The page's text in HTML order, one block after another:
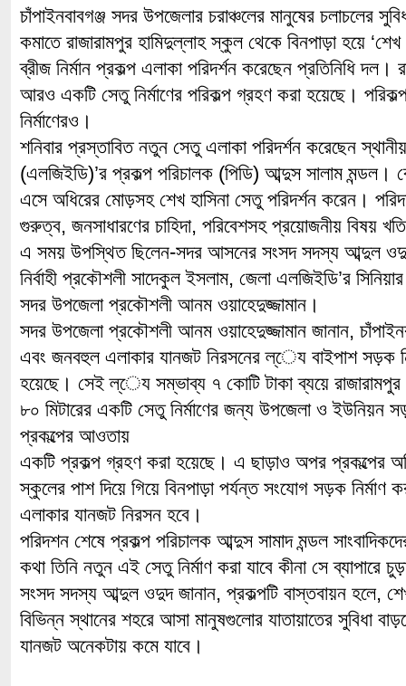
চাঁপাইনবাবগঞ্জ সদর উপজেলার চরাঞ্চলের মানুষের চলাচলের
কমাতে রাজারামপুর হামিদুল্লাহ স্কুল থেকে বিনপাড়া হয়ে
ব্রীজ নির্মান প্রকল্প এলাকা পরিদর্শন করেছেন প্রতিনিধি দল।
আরও একটি সেতু নির্মাণের পরিকল্প গ্রহণ করা হয়েছে।
নির্মাণেরও।
শনিবার প্রস্তাবিত নতুন সেতু এলাকা পরিদর্শন করেছেন
(এলজিইডি)’র প্রকল্প পরিচালক (পিডি) আব্দুস সালাম মন্ডল।
এসে অধিরের মোড়সহ শেখ হাসিনা সেতু পরিদর্শন করেন।
গুরুত্ব, জনসাধারণের চাহিদা, পরিবেশসহ প্রয়োজনীয় বিষয়
এ সময় উপস্থিত ছিলেন-সদর আসনের সংসদ সদস্য আব্দুল
নির্বাহী প্রকৌশলী সাদেকুল ইসলাম, জেলা এলজিইডি’র
সদর উপজেলা প্রকৌশলী আনম ওয়াহেদুজ্জামান।
সদর উপজেলা প্রকৌশলী আনম ওয়াহেদুজ্জামান জানান,
এবং জনবহুল এলাকার যানজট নিরসনের ল্েয বাইপাশ সড়ক
হয়েছে। সেই ল্েয সম্ভাব্য ৭ কোটি টাকা ব্যয়ে
৮০ মিটারের একটি সেতু নির্মাণের জন্য উপজেলা ও ইউনিয়ন
প্রকল্পের আওতায়
একটি প্রকল্প গ্রহণ করা হয়েছে। এ ছাড়াও অপর প্রকল্পের
স্কুলের পাশ দিয়ে গিয়ে বিনপাড়া পর্যন্ত সংযোগ সড়ক
এলাকার যানজট নিরসন হবে।
পরিদশন শেষে প্রকল্প পরিচালক আব্দুস সামাদ মন্ডল
কথা তিনি নতুন এই সেতু নির্মাণ করা যাবে কীনা সে ব্যাপারে
সংসদ সদস্য আব্দুল ওদুদ জানান, প্রকল্পটি বাস্তবায়ন হলে,
বিভিন্ন স্থানের শহরে আসা মানুষগুলোর যাতায়াতের সুবিধা
যানজট অনেকটায় কমে যাবে।